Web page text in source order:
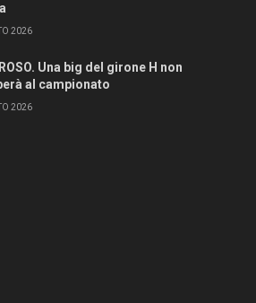
2026
Una big del girone H non
al campionato
2026